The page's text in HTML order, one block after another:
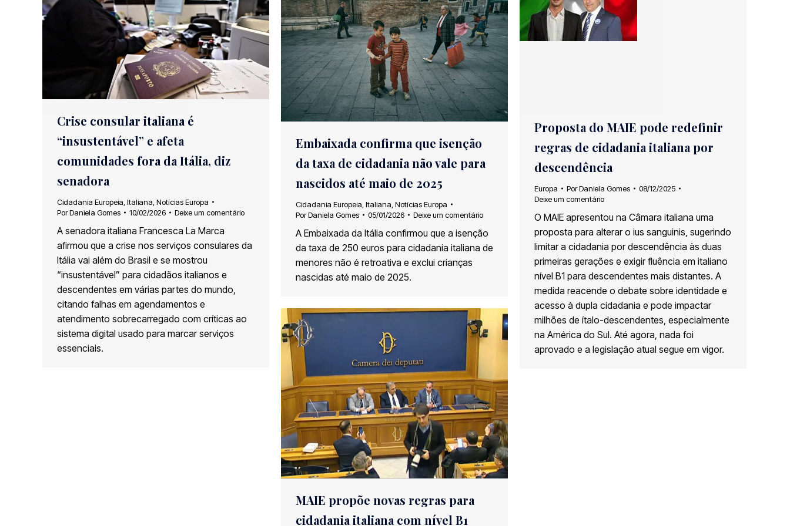
Crise consular italiana é
“insustentável” e afeta
comunidades fora da Itália, diz
senadora
Cidadania Europeia,Italiana,Notícias Europa
PorDaniela Gomes 10/02/2026 Deixe um comentário
A senadora italiana Francesca La Marca
afirmou que a crise nos serviços consulares da
Itália vai além do Brasil e se mostrou
“insustentável” para cidadãos italianos e
descendentes em várias partes do mundo,
citando falhas em agendamentos e
atendimento sobrecarregado com críticas ao
sistema digital usado para marcar serviços
essenciais.
Embaixada confirma que isenção
da taxa de cidadania não vale para
nascidos até maio de 2025
Cidadania Europeia,Italiana,Notícias Europa
PorDaniela Gomes 05/01/2026 Deixe um comentário
A Embaixada da Itália confirmou que a isenção
da taxa de 250 euros para cidadania italiana de
menores não é retroativa e exclui crianças
nascidas até maio de 2025.
Proposta do MAIE pode redefinir
regras de cidadania italiana por
descendência
Europa PorDaniela Gomes
08/12/2025
Deixe um comentário
O MAIE apresentou na Câmara italiana uma
proposta para alterar o ius sanguinis, sugerindo
limitar a cidadania por descendência às duas
primeiras gerações e exigir fluência em italiano
nível B1 para descendentes mais distantes. A
medida reacende o debate sobre identidade e
acesso à dupla cidadania e pode impactar
milhões de ítalo-descendentes, especialmente
na América do Sul. Até agora, nada foi
aprovado e a legislação atual segue em vigor.
MAIE propõe novas regras para
cidadania italiana com nível B1